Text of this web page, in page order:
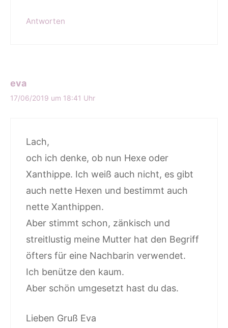
Antworten
eva
17/06/2019 um 18:41 Uhr
Lach,
och ich denke, ob nun Hexe oder
Xanthippe. Ich weiß auch nicht, es gibt
auch nette Hexen und bestimmt auch
nette Xanthippen.
Aber stimmt schon, zänkisch und
streitlustig meine Mutter hat den Begriff
öfters für eine Nachbarin verwendet.
Ich benütze den kaum.
Aber schön umgesetzt hast du das.
Lieben Gruß Eva